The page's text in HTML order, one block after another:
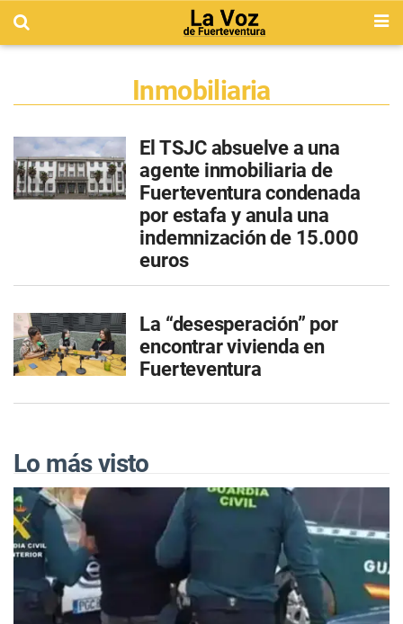
Inmobiliaria
El TSJC absuelve a una
agente inmobiliaria de
Fuerteventura condenada
por estafa y anula una
indemnización de 15.000
euros
La “desesperación” por
encontrar vivienda en
Fuerteventura
Lo más visto